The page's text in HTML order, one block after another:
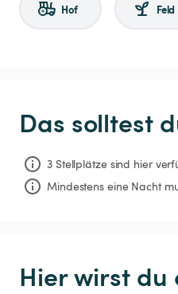
Hof Feld
Das solltest
3 Stellplätze sind hier
Mindestens eine Nacht
Hier wirst du